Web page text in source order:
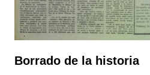
Borrado de la historia